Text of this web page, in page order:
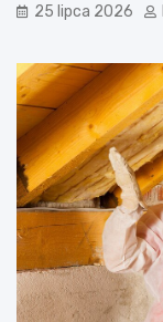
25 lipca 2026